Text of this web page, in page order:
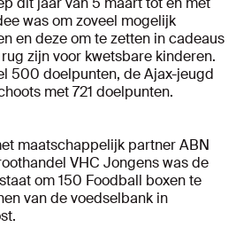
was om zoveel mogelijk
en deze om te zetten in cadeaus
zijn voor kwetsbare kinderen.
500 doelpunten, de Ajax-jeugd
met 721 doelpunten.
maatschappelijk partner ABN
VHC Jongens was de
om 150 Foodball boxen te
van de voedselbank in